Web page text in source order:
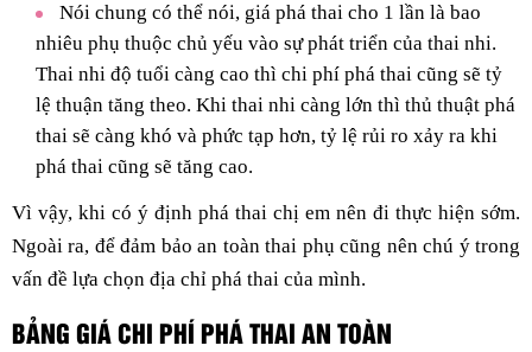
Nói chung có thể nói, giá phá thai cho 1 lần là bao
nhiêu phụ thuộc chủ yếu vào sự phát triển của thai nhi.
Thai nhi độ tuổi càng cao thì chi phí phá thai cũng sẽ tỷ
lệ thuận tăng theo. Khi thai nhi càng lớn thì thủ thuật phá
thai sẽ càng khó và phức tạp hơn, tỷ lệ rủi ro xảy ra khi
phá thai cũng sẽ tăng cao.
Vì vậy, khi có ý định phá thai chị em nên đi thực hiện sớm.
Ngoài ra, để đảm bảo an toàn thai phụ cũng nên chú ý trong
vấn đề lựa chọn địa chỉ phá thai của mình.
BẢNG GIÁ CHI PHÍ PHÁ THAI AN TOÀN